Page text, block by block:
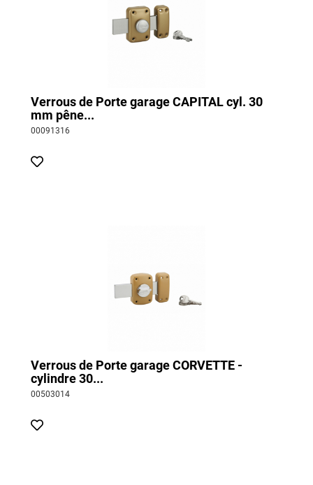
Verrous de Porte garage CAPITAL cyl. 30
mm pêne...
00091316
Verrous de Porte garage CORVETTE -
cylindre 30...
00503014